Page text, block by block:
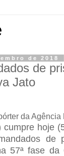
de 2018
de
Jato
da Agência
cumpre hoje
de
57ª fase da